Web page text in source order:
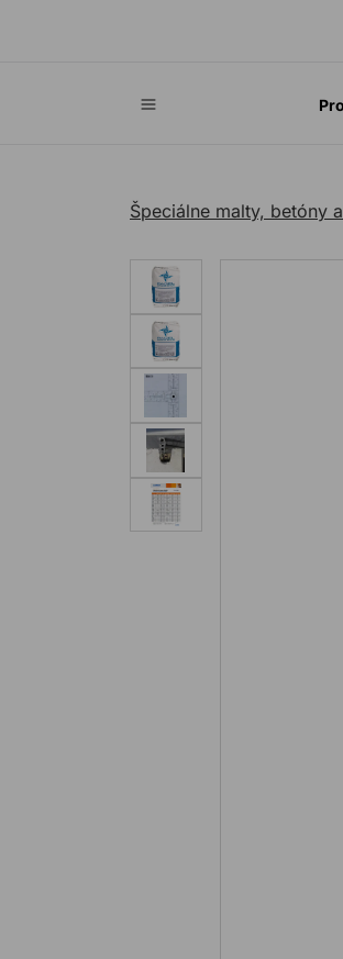
Špeciálne malty, betóny